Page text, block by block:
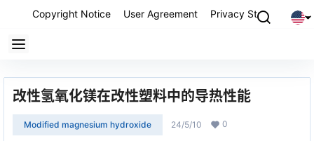
Copyright Notice User Agreement Privacy Statement
改性氢氧化镁在改性塑料中的导热性能
Modified magnesium hydroxide 24/5/10 0